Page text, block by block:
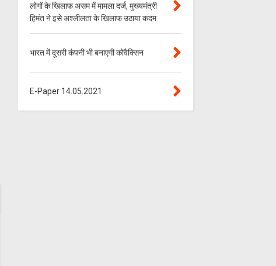
लोगों के खिलाफ असम में मामला दर्ज, मुख्यमंत्री
हिमंत ने इसे अश्लीलता के खिलाफ उठाया कदम
भारत में दूसरी कंपनी भी बनाएगी कोवैक्सिन
E-Paper 14.05.2021